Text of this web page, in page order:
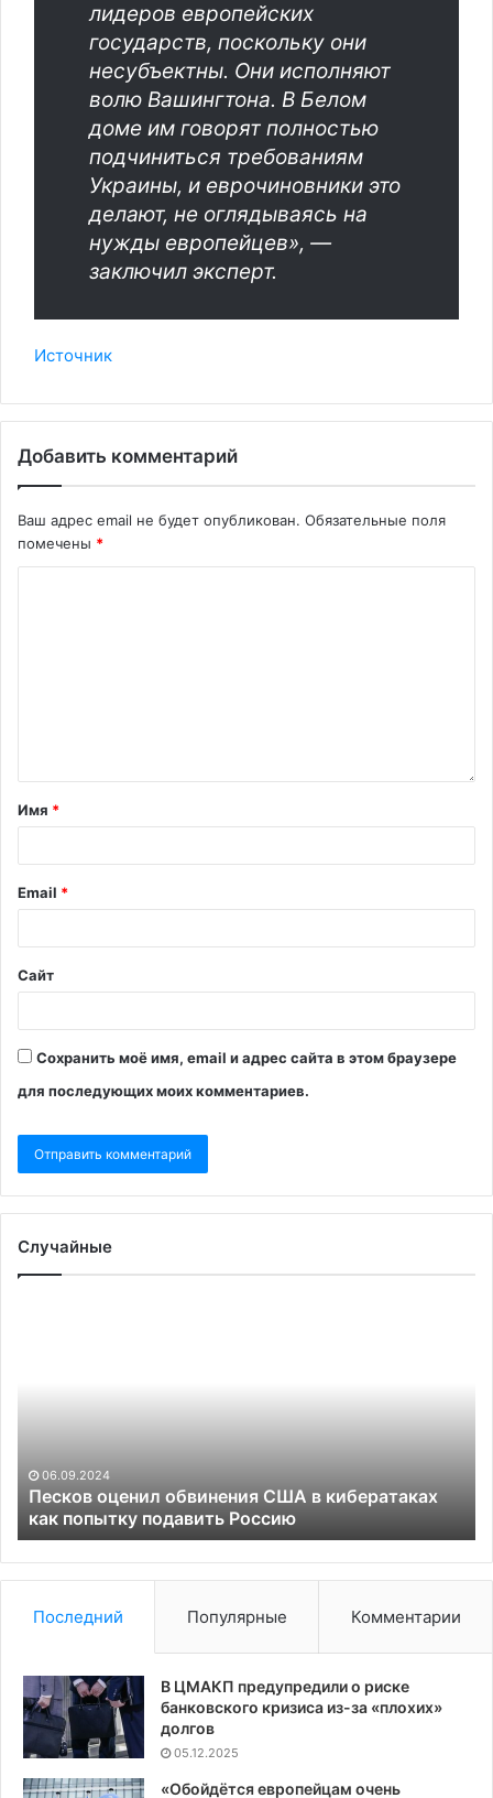
лидеров европейских
государств, поскольку они
несубъектны. Они исполняют
волю Вашингтона. В Белом
доме им говорят полностью
подчиниться требованиям
Украины, и еврочиновники это
делают, не оглядываясь на
нужды европейцев», —
заключил эксперт.
Источник
Добавить комментарий
Ваш адрес email не будет опубликован. Обязательные поля
помечены *
Имя *
Email *
Сайт
Сохранить моё имя, email и адрес сайта в этом браузере
для последующих моих комментариев.
Случайные
попытку
подавить
Россию
06.09.2024
Песков оценил обвинения США в кибератаках
как попытку подавить Россию
Последний Популярные Комментарии
В ЦМАКП предупредили о риске
банковского кризиса из-за «плохих»
долгов
05.12.2025
«Обойдётся европейцам очень